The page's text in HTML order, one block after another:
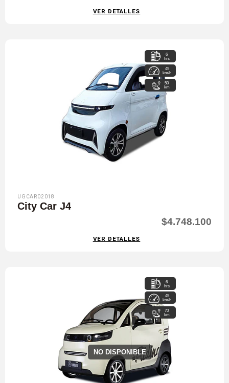
VER DETALLES
6
hrs
45
km/h
50
km
UGCAR02018
City Car J4
$4.748.100
VER DETALLES
NO DISPONIBLE
6
hrs
45
km/h
70
km